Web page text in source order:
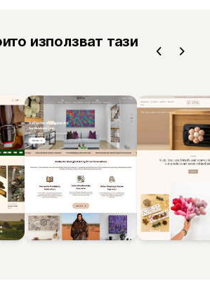
използват тази